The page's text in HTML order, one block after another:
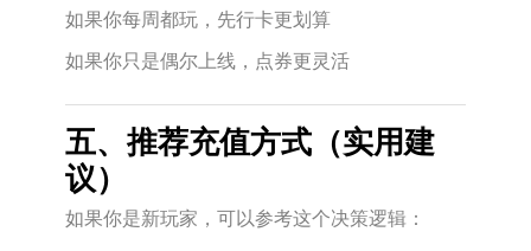
如果你每周都玩，先行卡更划算
如果你只是偶尔上线，点券更灵活
五、推荐充值方式（实用建
议）
如果你是新玩家，可以参考这个决策逻辑：